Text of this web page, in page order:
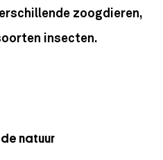
zoogdieren,
insecten.
natuur